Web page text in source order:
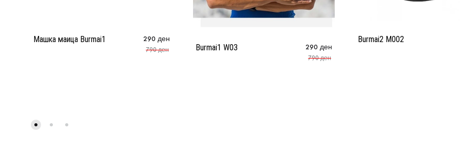
Машка маица Burmai1 290 ден
790ден Burmai1 W03 290 ден
790ден
Burmai2 M002